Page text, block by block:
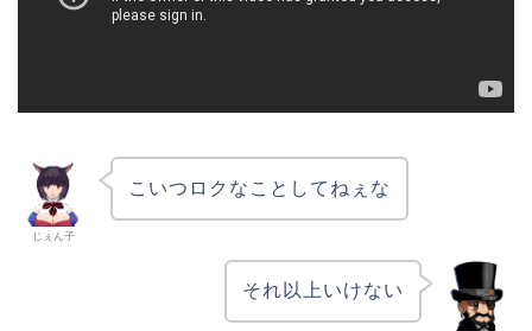
じぇん子
こいつロクなことしてねぇな
それ以上いけない